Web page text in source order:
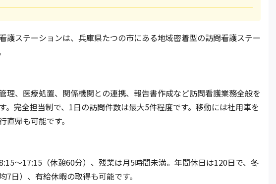
護ステーションは、兵庫県たつの市にある地域密着型の訪問看護ステー
理、医療処置、関係機関との連携、報告書作成など訪問看護業務全般を
。完全担当制で、1日の訪問件数は最大5件程度です。移動には社用車を
直帰も可能です。
〜17:15（休憩60分）、残業は月5時間未満。年間休日は120日で、冬
7日）、有給休暇の取得も可能です。